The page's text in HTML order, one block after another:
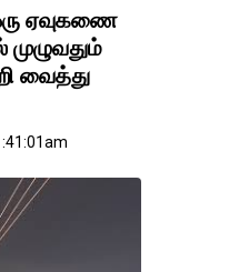
ஏவுகணை
வைத்து